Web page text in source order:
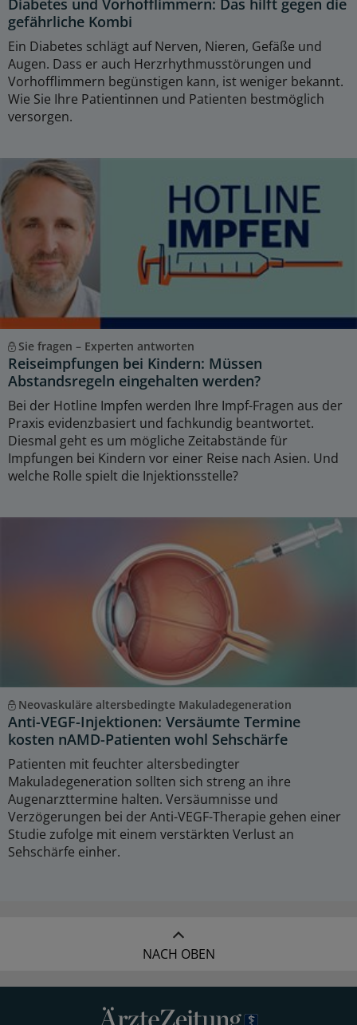
gefährliche Kombi
Ein Diabetes schlägt auf Nerven, Nieren, Gefäße und
Augen. Dass er auch Herzrhythmusstörungen und
Vorhofflimmern begünstigen kann, ist weniger bekannt.
Wie Sie Ihre Patientinnen und Patienten bestmöglich
versorgen.
Sie fragen – Experten antworten
Reiseimpfungen bei Kindern: Müssen
Abstandsregeln eingehalten werden?
Bei der Hotline Impfen werden Ihre Impf-Fragen aus der
Praxis evidenzbasiert und fachkundig beantwortet.
Diesmal geht es um mögliche Zeitabstände für
Impfungen bei Kindern vor einer Reise nach Asien. Und
welche Rolle spielt die Injektionsstelle?
Neovaskuläre altersbedingte Makuladegeneration
Anti-VEGF-Injektionen: Versäumte Termine
kosten nAMD-Patienten wohl Sehschärfe
Patienten mit feuchter altersbedingter
Makuladegeneration sollten sich streng an ihre
Augenarzttermine halten. Versäumnisse und
Verzögerungen bei der Anti-VEGF-Therapie gehen einer
Studie zufolge mit einem verstärkten Verlust an
Sehschärfe einher.
NACH OBEN